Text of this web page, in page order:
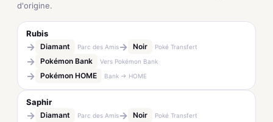
d'origine.
Rubis
→ Diamant Parc des Amis→ Noir Poké Transfert
→ Pokémon Bank Vers Pokémon Bank
→ Pokémon HOME Bank → HOME
Saphir
→ Diamant Parc des Amis→ Noir Poké Transfert